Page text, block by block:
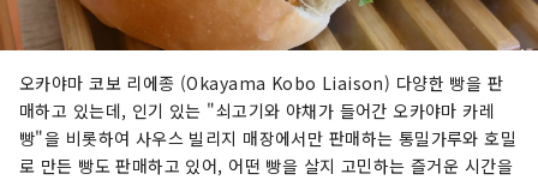
오카야마 코보 리에종 (Okayama Kobo Liaison) 다양한 빵을 판
매하고 있는데, 인기 있는 "쇠고기와 야채가 들어간 오카야마 카레
빵"을 비롯하여 사우스 빌리지 매장에서만 판매하는 통밀가루와 호밀
로 만든 빵도 판매하고 있어, 어떤 빵을 살지 고민하는 즐거운 시간을